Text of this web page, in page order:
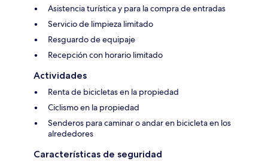
Asistencia turística y para la compra de entradas
Servicio de limpieza limitado
Resguardo de equipaje
Recepción con horario limitado
Actividades
Renta de bicicletas en la propiedad
Ciclismo en la propiedad
Senderos para caminar o andar en bicicleta en los
alrededores
Características de seguridad